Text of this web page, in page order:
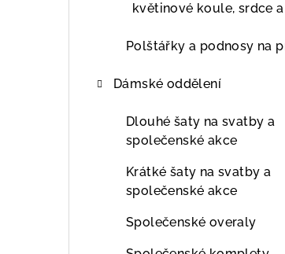
květinové koule, srdce
Polštářky a podnosy na
Dámské oddělení
Dlouhé šaty na svatby a
společenské akce
Krátké šaty na svatby a
společenské akce
Společenské overaly